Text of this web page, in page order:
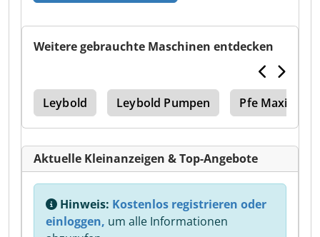
Weitere gebrauchte Maschinen entdecken
Leybold Leybold Pumpen Pfe
Aktuelle Kleinanzeigen & Top-Angebote
Hinweis: Kostenlos registrieren oder
einloggen, um alle Informationen